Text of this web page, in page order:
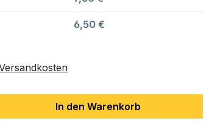
6,50 €
Gib den gewünschten Wert
In den Warenkorb